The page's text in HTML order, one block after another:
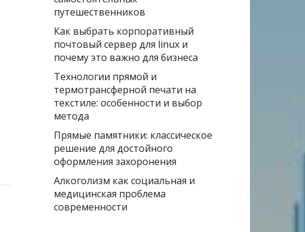
путешественников
Как выбрать корпоративный
почтовый сервер для linux и
почему это важно для бизнеса
Технологии прямой и
термотрансферной печати на
текстиле: особенности и выбор
метода
Прямые памятники: классическое
решение для достойного
оформления захоронения
Алкоголизм как социальная и
медицинская проблема
современности